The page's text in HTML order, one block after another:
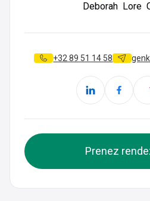
Deborah Lore
+32 89 51 14 58
Prenez